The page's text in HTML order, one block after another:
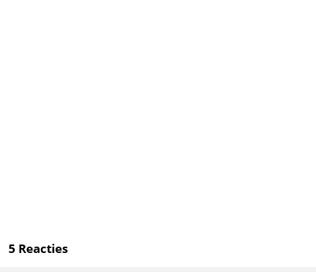
5 Reacties